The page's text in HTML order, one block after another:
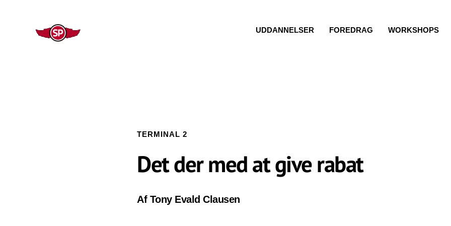
UDDANNELSER FOREDRAG WORKSHOPS
TERMINAL 2
Det der med at give rabat
Af Tony Evald Clausen